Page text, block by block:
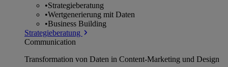
•Strategieberatung
•Wertgenerierung mit Daten
•Business Building
Strategieberatung
Communication
Transformation von Daten in Content-Marketing und Design